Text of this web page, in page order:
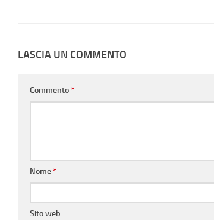
LASCIA UN COMMENTO
Commento*
Nome*
Sito web